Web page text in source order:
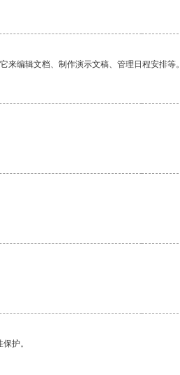
编辑文档、制作演示文稿、管理日程安排等。
护。